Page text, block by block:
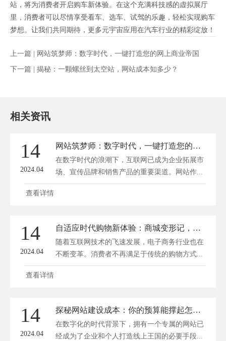
站，将为消费者开启购车新体验。在这个充满科技感的虚拟展厅
里，消费者可以尽情享受看车、选车、试驾的乐趣，轻松实现购车
梦想。让我们共同期待，更多元宇宙应用在汽车行业的精彩绽放！
上一篇 | 网站筑梦师：数字时代，一键打造您的网上商业帝国
下一篇 | 揭秘：一颗螺丝到太空站，网站成本知多少？
相关资讯
14
2024.04
网站筑梦师：数字时代，一键打造您的网上商业帝国
在数字时代的浪潮下，互联网已成为企业拓展市
场、宣传品牌和销售产品的重要渠道。网站作...
查看详情
14
2024.04
自适应时代购物新体验：商城变形记，个性随心动
随着互联网技术的飞速发展，电子商务行业也在
不断变革。消费者不再满足于传统的购物方式...
查看详情
14
2024.04
探秘网站建设成本：你的预算能撑起怎样的线上王国？
在数字化的时代背景下，拥有一个专属的网站已
经成为了企业和个人打造线上王国的必要手段...